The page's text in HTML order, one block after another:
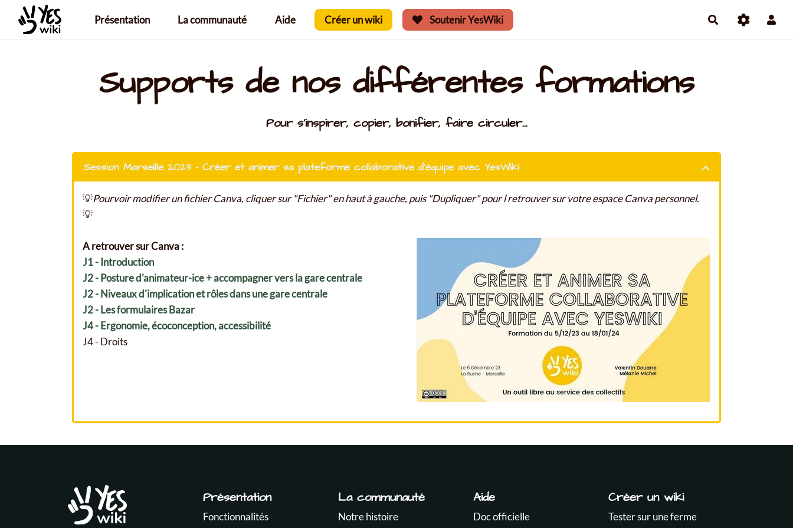
Aller au contenu principalPrésentation La communauté Aide Créer un wiki Soutenir YesWiki
Supports de nos différentes formations
Pour s'inspirer, copier, bonifier, faire circuler...
Session Marseille 2023 - Créer et animer sa plateforme collaborative d’équipe avec YesWiki
💡Pourvoir modifier un fichier Canva, cliquer sur "Fichier" en haut à gauche, puis "Dupliquer" pour l retrouver sur votre espace Canva personnel.
💡
A retrouver sur Canva :
J1 - Introduction
J2 - Posture d'animateur-ice + accompagner vers la gare centrale
J2 - Niveaux d'implication et rôles dans une gare centrale
J2 - Les formulaires Bazar
J4 - Ergonomie, écoconception, accessibilité
J4 - Droits
Présentation
Fonctionnalités
La communauté
Notre histoire
Aide
Doc officielle
Créer un wiki
Tester sur une ferme